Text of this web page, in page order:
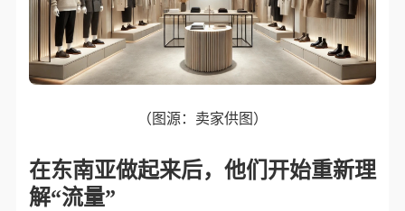
（图源：卖家供图）
在东南亚做起来后，他们开始重新理
解“流量”